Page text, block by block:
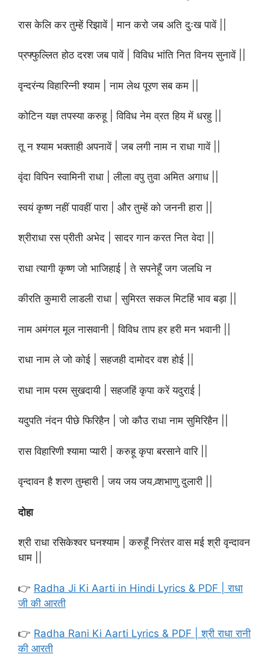
रास केलि कर तुम्हें रिझावें | मान करो जब अति दुःख पावें ||
प्रफ्फुल्लित होठ दरश जब पावें | विविध भांति नित विनय सुनावें ||
वृन्दरंन्य विहारिन्नी श्याम | नाम लेथ पूरण सब कम ||
कोटिन यज्ञ तपस्या करुहू | विविध नेम व्रत हिय में धरहु ||
तू न श्याम भक्ताही अपनावें | जब लगी नाम न राधा गावें ||
वृंदा विपिन स्वामिनी राधा | लीला वपु तुवा अमित अगाध ||
स्वयं कृष्ण नहीं पावहीं पारा | और तुम्हें को जननी हारा ||
श्रीराधा रस प्रीती अभेद | सादर गान करत नित वेदा ||
राधा त्यागी कृष्ण जो भाजिहाई | ते सपनेहूँ जग जलधि न
कीरति कुमारी लाडली राधा | सुमिरत सकल मिटहिं भाव बड़ा ||
नाम अमंगल मूल नासवानी | विविध ताप हर हरी मन भवानी ||
राधा नाम ले जो कोई | सहजही दामोदर वश होई ||
राधा नाम परम सुखदायी | सहजहिं कृपा करें यदुराई |
यदुपति नंदन पीछे फिरिहैन | जो कौउ राधा नाम सुमिरिहैन ||
रास विहारिणी श्यामा प्यारी | करुहू कृपा बरसाने वारि ||
वृन्दावन है शरण तुम्हारी | जय जय जय व्र्शभाणु दुलारी ||
दोहा
श्री राधा रसिकेश्वर घनश्याम | करुहूँ निरंतर वास मई श्री वृन्दावन
धाम ||
👉 Radha Ji Ki Aarti in Hindi Lyrics & PDF | राधा
जी की आरती
👉 Radha Rani Ki Aarti Lyrics & PDF | श्री राधा रानी
की आरती